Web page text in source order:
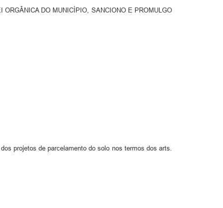
DO MUNICÍPIO, SANCIONO E PROMULGO
projetos de parcelamento do solo nos termos dos arts.